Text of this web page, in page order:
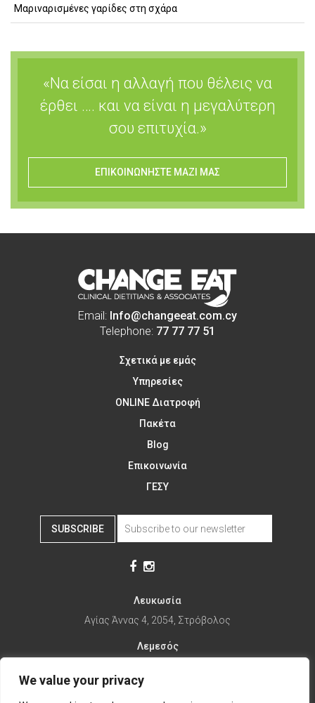
We value your privacy
Μαριναρισμένες γαρίδες στη σχάρα
«Να είσαι η αλλαγή που θέλεις να
έρθει …. και να είναι η μεγαλύτερη
σου επιτυχία.»
ΕΠΙΚΟΙΝΩΝΗΣΤΕ ΜΑΖΙ ΜΑΣ
Email: Info@changeeat.com.cy
Telephone: 77 77 77 51
Σχετικά με εμάς
Υπηρεσίες
ONLINE Διατροφή
Πακέτα
Blog
Επικοινωνία
ΓΕΣΥ
SUBSCRIBE
Λευκωσία
Αγίας Άννας 4, 2054, Στρόβολος
Λεμεσός